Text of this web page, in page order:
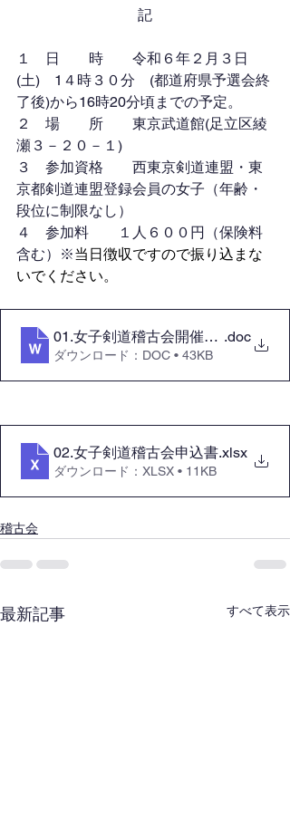
記
１　日　　時　　令和６年２月３日
(土)　1４時３０分　(都道府県予選会終
了後)から16時20分頃までの予定。
２　場　　所　　東京武道館(足立区綾
瀬３－２０－１)
３　参加資格　　西東京剣道連盟・東
京都剣道連盟登録会員の女子（年齢・
段位に制限なし）
４　参加料　　１人６００円（保険料
含む）※当日徴収ですので振り込まな
いでください。
01.女子剣道稽古会開催について
.doc
ダウンロード：DOC • 43KB
02.女子剣道稽古会申込書.xlsx
ダウンロード：XLSX • 11KB
稽古会
最新記事 すべて表示